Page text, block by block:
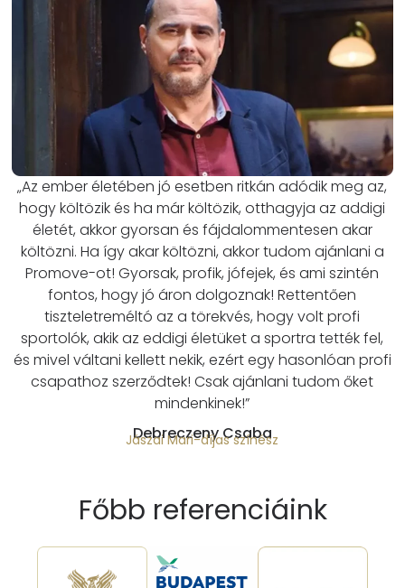
„Az ember életében jó esetben ritkán adódik meg az,
hogy költözik és ha már költözik, otthagyja az addigi
életét, akkor gyorsan és fájdalommentesen akar
költözni. Ha így akar költözni, akkor tudom ajánlani a
Promove-ot! Gyorsak, profik, jófejek, és ami szintén
fontos, hogy jó áron dolgoznak! Rettentően
tiszteletreméltó az a törekvés, hogy volt profi
sportolók, akik az eddigi életüket a sportra tették fel,
és mivel váltani kellett nekik, ezért egy hasonlóan profi
csapathoz szerződtek! Csak ajánlani tudom őket
mindenkinek!”
Debreczeny Csaba
Jászai Mari-díjas színész
Főbb referenciáink